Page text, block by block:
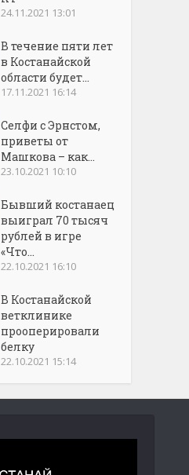
24.11.2021 13:01
В течение пяти лет
в Костанайской
области будет...
17.11.2021 16:14
Селфи с Эрнстом,
приветы от
Машкова – как...
23.10.2021 10:10
Бывший костанаец
выиграл 70 тысяч
рублей в игре
«Что...
22.10.2021 16:10
В Костанайской
ветклинике
прооперировали
белку
22.10.2021 15:14